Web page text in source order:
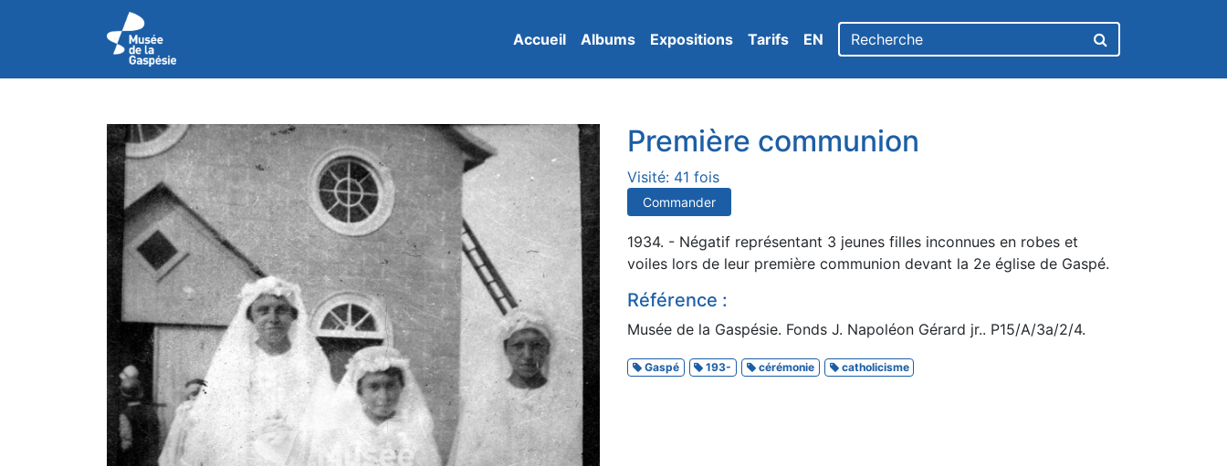
Accueil Albums Expositions Tarifs EN
Première communion
Visité: 41 fois
Commander
1934. - Négatif représentant 3 jeunes filles inconnues en robes et
voiles lors de leur première communion devant la 2e église de Gaspé.
Référence :
Musée de la Gaspésie. Fonds J. Napoléon Gérard jr.. P15/A/3a/2/4.
Gaspé 193- cérémonie catholicisme